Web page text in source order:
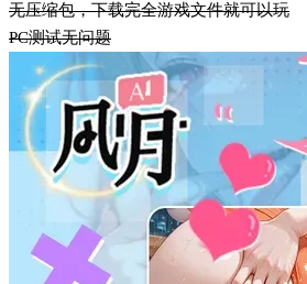
无压缩包，下载完全游戏文件就可以玩
PC测试无问题